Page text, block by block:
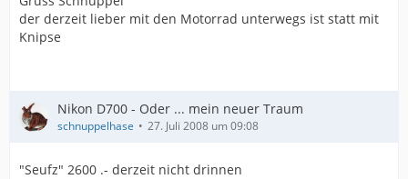
der derzeit lieber mit den Motorrad unterwegs ist statt mit
Knipse
Nikon D700 - Oder ... mein neuer Traum
schnuppelhase 27. Juli 2008 um 09:08
"Seufz" 2600 .- derzeit nicht drinnen